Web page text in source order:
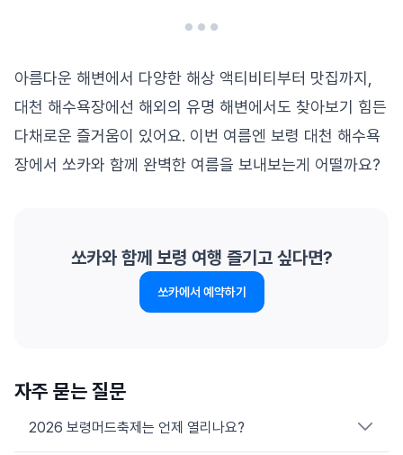
아름다운 해변에서 다양한 해상 액티비티부터 맛집까지,
대천 해수욕장에선 해외의 유명 해변에서도 찾아보기 힘든
다채로운 즐거움이 있어요. 이번 여름엔 보령 대천 해수욕
장에서 쏘카와 함께 완벽한 여름을 보내보는게 어떨까요?
쏘카와 함께 보령 여행 즐기고 싶다면?
쏘카에서 예약하기
자주 묻는 질문
2026 보령머드축제는 언제 열리나요?